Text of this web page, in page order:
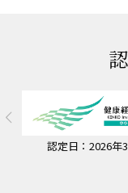
認定日：2026年